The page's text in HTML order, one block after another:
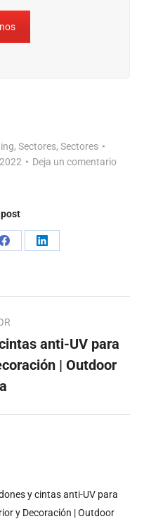
, Sectores, Sectores
Deja un comentario
Share
Share
anti-UV para
| Outdoor
y cintas anti-UV para
y Decoración | Outdoor